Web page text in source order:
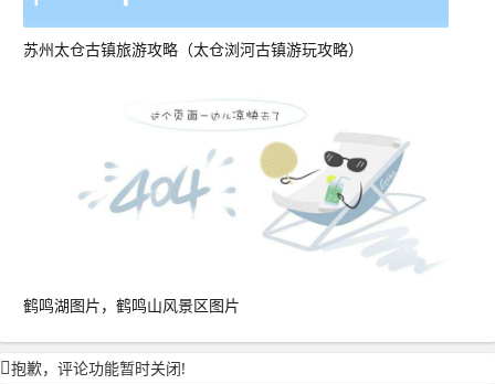
苏州太仓古镇旅游攻略（太仓浏河古镇游玩攻略）
鹤鸣湖图片，鹤鸣山风景区图片
抱歉，评论功能暂时关闭!